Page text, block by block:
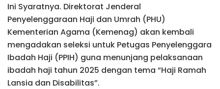
Ini Syaratnya. Direktorat Jenderal
Penyelenggaraan Haji dan Umrah (PHU)
Kementerian Agama (Kemenag) akan kembali
mengadakan seleksi untuk Petugas Penyelenggara
Ibadah Haji (PPIH) guna menunjang pelaksanaan
ibadah haji tahun 2025 dengan tema “Haji Ramah
Lansia dan Disabilitas”.